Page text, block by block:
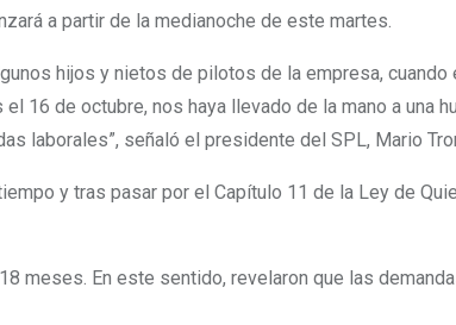
a partir de la medianoche de este martes.
hijos y nietos de pilotos de la empresa, cuando
16 de octubre, nos haya llevado de la mano a una
laborales”, señaló el presidente del SPL, Mario
y tras pasar por el Capítulo 11 de la Ley de
meses. En este sentido, revelaron que las